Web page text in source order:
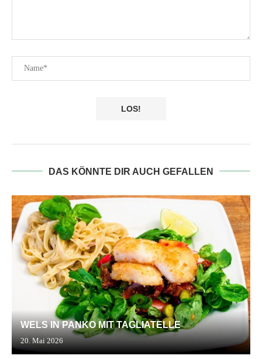
DAS KÖNNTE DIR AUCH GEFALLEN
WELS IN PANKO MIT TAGLIATELLE
20. Mai 2026